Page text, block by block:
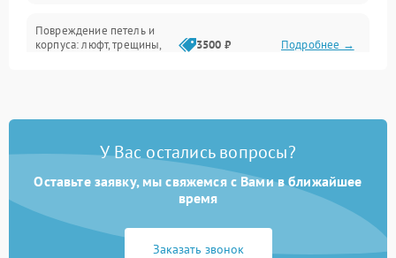
Повреждение петель и
корпуса: люфт, трещины,
3500 ₽ Подробнее →
быстрая разрядка,
2500 ₽ Подробнее →
Неисправность зарядного
питания
2000 ₽ Подробнее →
У Вас остались вопросы?
Оставьте заявку, мы свяжемся с Вами в ближайшее
время
Заказать звонок